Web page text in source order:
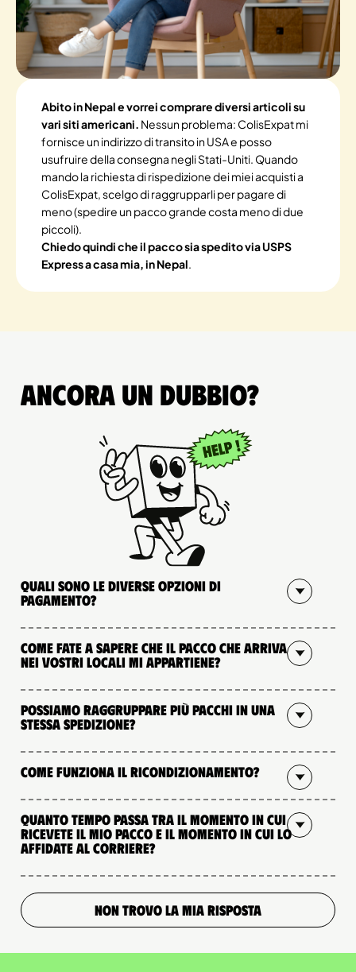
Abito in Nepal e vorrei comprare diversi articoli su
vari siti americani. Nessun problema: ColisExpat mi
fornisce un indirizzo di transito in USA e posso
usufruire della consegna negli Stati-Uniti. Quando
mando la richiesta di rispedizione dei miei acquisti a
ColisExpat, scelgo di raggrupparli per pagare di
meno (spedire un pacco grande costa meno di due
piccoli).
Chiedo quindi che il pacco sia spedito via USPS
Express a casa mia, in Nepal.
Ancora un dubbio?
Quali sono le diverse opzioni di
pagamento?
Come fate a sapere che il pacco che arriva
nei vostri locali mi appartiene?
Possiamo raggruppare più pacchi in una
stessa spedizione?
Come funziona il ricondizionamento?
Quanto tempo passa tra il momento in cui
ricevete il mio pacco e il momento in cui lo
affidate al corriere?
NON TROVO LA MIA RISPOSTA